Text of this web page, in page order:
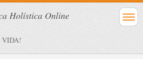
Holística Online
VIDA!